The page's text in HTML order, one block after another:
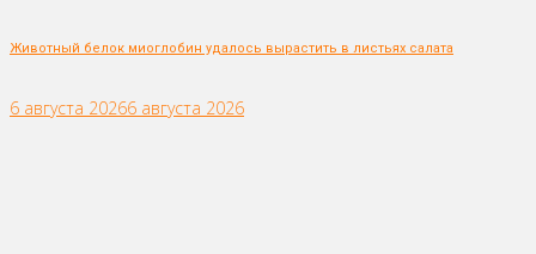
Животный белок миоглобин удалось вырастить в листьях салата
6 августа 20266 августа 2026